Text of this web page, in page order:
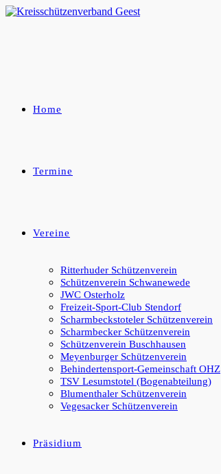
Zum
Home
Termine
Vereine
Ritterhuder Schützenverein
Schützenverein Schwanewede
JWC Osterholz
Freizeit-Sport-Club Stendorf
Scharmbeckstoteler Schützenverein
Scharmbecker Schützenverein
Schützenverein Buschhausen
Meyenburger Schützenverein
Behindertensport-Gemeinschaft OHZ
TSV Lesumstotel (Bogenabteilung)
Blumenthaler Schützenverein
Vegesacker Schützenverein
Präsidium